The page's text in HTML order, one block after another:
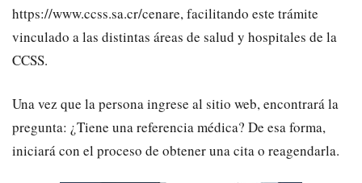
https://www.ccss.sa.cr/cenare, facilitando este trámite
vinculado a las distintas áreas de salud y hospitales de la
CCSS.
​Una vez que la persona ingrese al sitio web, encontrará la
pregunta: ¿Tiene una referencia médica? De esa forma,
iniciará con el proceso de obtener una cita o reagendarla.